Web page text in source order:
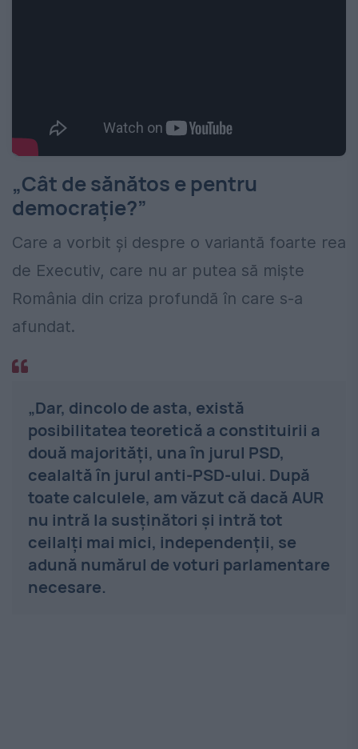
„Cât de sănătos e pentru
democrație?”
Care a vorbit și despre o variantă foarte rea
de Executiv, care nu ar putea să miște
România din criza profundă în care s-a
afundat.
„Dar, dincolo de asta, există
posibilitatea teoretică a constituirii a
două majorități, una în jurul PSD,
cealaltă în jurul anti-PSD-ului. După
toate calculele, am văzut că dacă AUR
nu intră la susținători și intră tot
ceilalți mai mici, independenții, se
adună numărul de voturi parlamentare
necesare.